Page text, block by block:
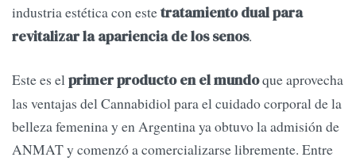
industria estética con estetratamiento dual para
revitalizar la apariencia de los senos.
Este es elprimer producto en el mundoque aprovecha
las ventajas del Cannabidiol para el cuidado corporal de la
belleza femenina y en Argentina ya obtuvo la admisión de
ANMAT y comenzó a comercializarse libremente. Entre